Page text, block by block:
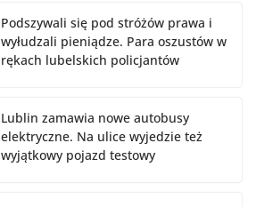
Podszywali się pod stróżów prawa i
wyłudzali pieniądze. Para oszustów w
rękach lubelskich policjantów
Lublin zamawia nowe autobusy
elektryczne. Na ulice wyjedzie też
wyjątkowy pojazd testowy